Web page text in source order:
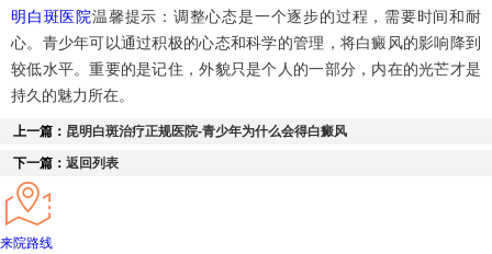
明白斑医院温馨提示：调整心态是一个逐步的过程，需要时间和耐
心。青少年可以通过积极的心态和科学的管理，将白癜风的影响降到
较低水平。重要的是记住，外貌只是个人的一部分，内在的光芒才是
持久的魅力所在。
上一篇： 昆明白斑治疗正规医院-青少年为什么会得白癜风
下一篇： 返回列表
来院路线